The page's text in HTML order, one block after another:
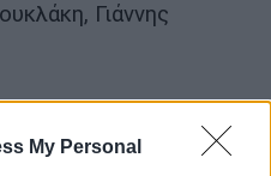
My Personal
Γιάννης